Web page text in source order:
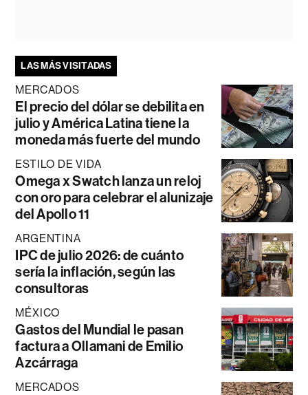
LAS MÁS VISITADAS
MERCADOS
El precio del dólar se debilita en
julio y América Latina tiene la
moneda más fuerte del mundo
ESTILO DE VIDA
Omega x Swatch lanza un reloj
con oro para celebrar el alunizaje
del Apollo 11
ARGENTINA
IPC de julio 2026: de cuánto
sería la inflación, según las
consultoras
MÉXICO
Gastos del Mundial le pasan
factura a Ollamani de Emilio
Azcárraga
MERCADOS